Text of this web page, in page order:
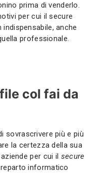
prima di venderlo.
per cui il secure
anche
professionale.
col fai da
sovrascrivere più e più
la certezza della sua
per cui il secure
informatico